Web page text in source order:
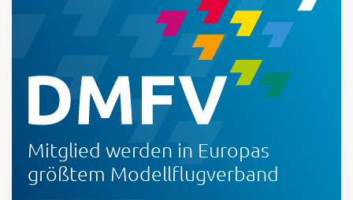
Mitglied werden in Europas
größtem Modellflugverband